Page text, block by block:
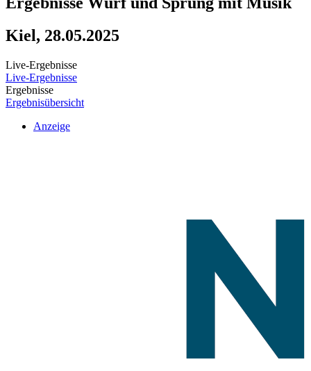
Kiel, 28.05.2025
Live-Ergebnisse
Live-Ergebnisse
Ergebnisse
Ergebnisübersicht
Anzeige